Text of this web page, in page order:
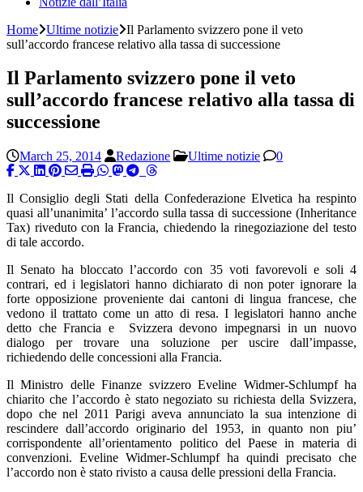
Home Ultime notizie Il Parlamento svizzero pone il veto
sull’accordo francese relativo alla tassa di successione
Il Parlamento svizzero pone il veto
sull’accordo francese relativo alla tassa di
successione
March 25, 2014 Redazione Ultime notizie 0
Il Consiglio degli Stati della Confederazione Elvetica ha respinto
quasi all’unanimita’ l’accordo sulla tassa di successione (Inheritance
Tax) riveduto con la Francia, chiedendo la rinegoziazione del testo
di tale accordo.
Il Senato ha bloccato l’accordo con 35 voti favorevoli e soli 4
contrari, ed i legislatori hanno dichiarato di non poter ignorare la
forte opposizione proveniente dai cantoni di lingua francese, che
vedono il trattato come un atto di resa. I legislatori hanno anche
detto che Francia e Svizzera devono impegnarsi in un nuovo
dialogo per trovare una soluzione per uscire dall’impasse,
richiedendo delle concessioni alla Francia.
Il Ministro delle Finanze svizzero Eveline Widmer-Schlumpf ha
chiarito che l’accordo è stato negoziato su richiesta della Svizzera,
dopo che nel 2011 Parigi aveva annunciato la sua intenzione di
rescindere dall’accordo originario del 1953, in quanto non piu’
corrispondente all’orientamento politico del Paese in materia di
convenzioni. Eveline Widmer-Schlumpf ha quindi precisato che
l’accordo non è stato rivisto a causa delle pressioni della Francia.